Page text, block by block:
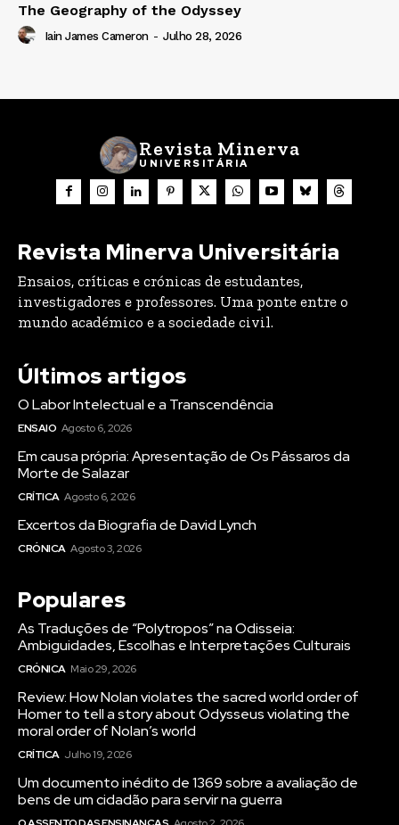
The Geography of the Odyssey
Iain James Cameron - Julho 28, 2026
Revista Minerva
UNIVERSITÁRIA
Revista Minerva Universitária
Ensaios, críticas e crónicas de estudantes,
investigadores e professores. Uma ponte entre o
mundo académico e a sociedade civil.
Últimos artigos
O Labor Intelectual e a Transcendência
ENSAIO Agosto 6, 2026
Em causa própria: Apresentação de Os Pássaros da
Morte de Salazar
CRÍTICA Agosto 6, 2026
Excertos da Biografia de David Lynch
CRÓNICA Agosto 3, 2026
Populares
As Traduções de “Polytropos” na Odisseia:
Ambiguidades, Escolhas e Interpretações Culturais
CRÓNICA Maio 29, 2026
Review: How Nolan violates the sacred world order of
Homer to tell a story about Odysseus violating the
moral order of Nolan’s world
CRÍTICA Julho 19, 2026
Um documento inédito de 1369 sobre a avaliação de
bens de um cidadão para servir na guerra